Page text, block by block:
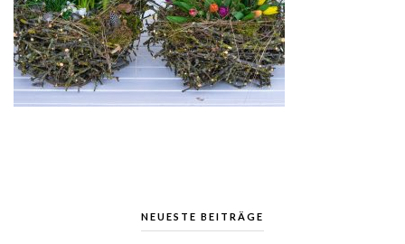
NEUESTE BEITRÄGE